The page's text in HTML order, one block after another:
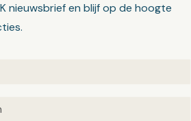
nieuwsbrief en blijf op de hoogte